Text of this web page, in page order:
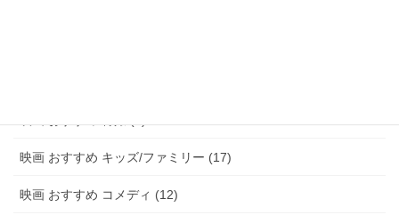
映画 おすすめ キッズ/ファミリー (17)
映画 おすすめ コメディ (12)